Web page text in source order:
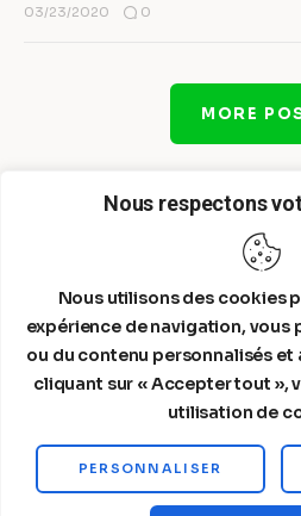
Nous respectons
Nous utilisons des cookies
expérience de navigation,
ou du contenu personnalisés et
cliquant sur « Accepter tout »,
utilisation de
PERSONNALISER
03/23/2020 0
MORE